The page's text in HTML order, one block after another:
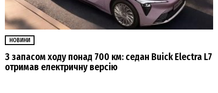
НОВИНИ
З запасом ходу понад 700 км: седан Buick Electra L7
отримав електричну версію